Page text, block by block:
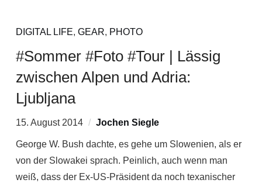
DIGITAL LIFE, GEAR, PHOTO
#Sommer #Foto #Tour | Lässig
zwischen Alpen und Adria:
Ljubljana
15. August 2014 Jochen Siegle
George W. Bush dachte, es gehe um Slowenien, als er
von der Slowakei sprach. Peinlich, auch wenn man
weiß, dass der Ex-US-Präsident da noch texanischer